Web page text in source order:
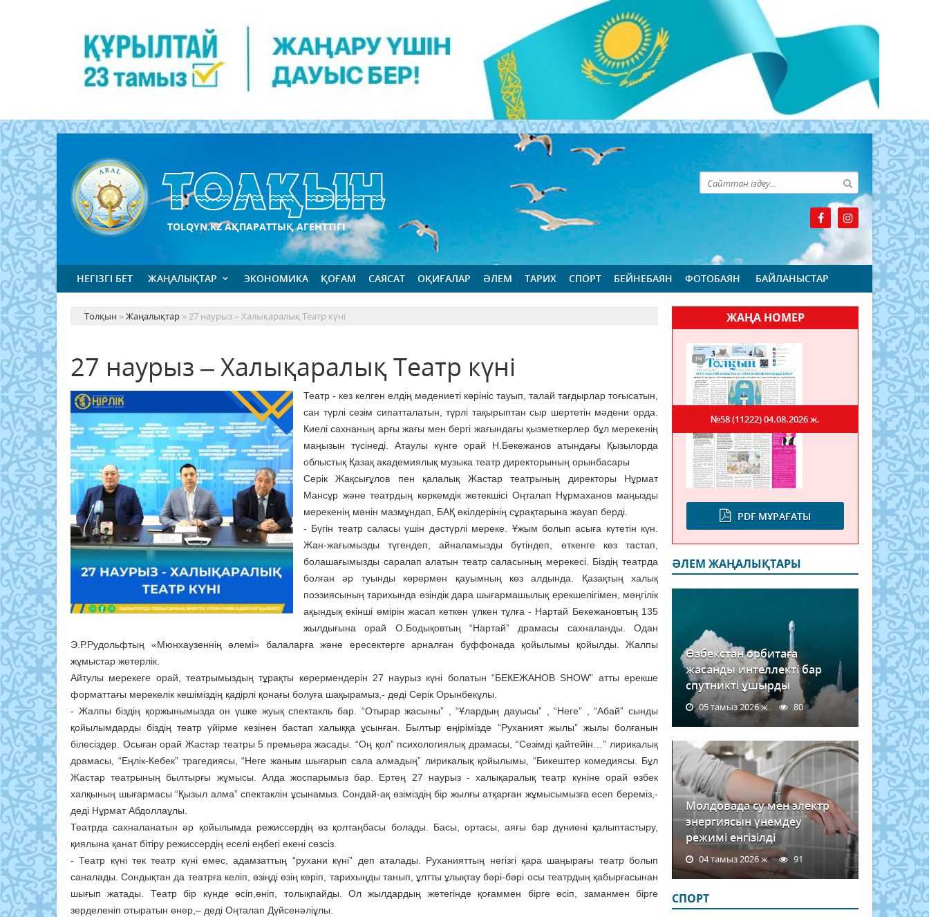
TOLQYN.KZ АҚПАРАТТЫҚ АГЕНТТІГІ
НЕГІЗГІ БЕТ ЖАҢАЛЫҚТАР ЭКОНОМИКА ҚОҒАМ САЯСАТ ОҚИҒАЛАР ӘЛЕМ ТАРИХ СПОРТ БЕЙНЕБАЯН ФОТОБАЯН БАЙЛАНЫСТАР
Толқын »Жаңалықтар » 27 наурыз – Халықаралық Театр күні
27 наурыз – Халықаралық Театр күні
Театр - кез келген елдің мәдениеті көрініс тауып, талай тағдырлар тоғысатын,
сан түрлі сезім сипатталатын, түрлі тақырыптан сыр шертетін мәдени орда.
Киелі сахнаның арғы жағы мен бергі жағындағы қызметкерлер бұл мерекенің
маңызын түсінеді. Атаулы күнге орай Н.Бекежанов атындағы Қызылорда
облыстық Қазақ академиялық музыка театр директорының орынбасары
Серік Жақсығұлов пен қалалық Жастар театрының директоры Нұрмат
Мансұр және театрдың көркемдік жетекшісі Оңталап Нұрмаханов маңызды
мерекенің мәнін мазмұндап, БАҚ өкілдерінің сұрақтарына жауап берді.
- Бүгін театр саласы үшін дәстүрлі мереке. Ұжым болып асыға күтетін күн.
Жан-жағымызды түгендеп, айналамызды бүтіндеп, өткенге көз тастап,
болашағымызды саралап алатын театр саласының мерекесі. Біздің театрда
болған әр туынды көрермен қауымның көз алдында. Қазақтың халық
поэзиясының тарихында өзіндік дара шығармашылық ерекшелігімен, мәңгілік
ақындық екінші өмірін жасап кеткен үлкен тұлға - Нартай Бекежановтың 135
жылдығына орай О.Бодықовтың “Нартай” драмасы сахналанды. Одан
Э.Р.Рудольфтың «Мюнхаузеннің әлемі» балаларға және ересектерге арналған буффонада қойылымы қойылды. Жалпы
жұмыстар жетерлік.
Айтулы мерекеге орай, театрымыздың тұрақты көрермендерін 27 наурыз күні болатын “БЕКЕЖАНОВ SHOW” атты ерекше
форматтағы мерекелік кешіміздің қадірлі қонағы болуға шақырамыз,- деді Серік Орынбекұлы.
- Жалпы біздің қоржынымызда он үшке жуық спектакль бар. “Отырар жасыны” , “Ұлардың дауысы” , “Неге” , “Абай” сынды
қойылымдарды біздің театр үйірме кезінен бастап халыққа ұсынған. Былтыр өңірімізде “Руханият жылы” жылы болғанын
білесіздер. Осыған орай Жастар театры 5 премьера жасады. “Оң қол” психологиялық драмасы, “Сезімді қайтейін…” лирикалық
драмасы, “Еңлік-Кебек” трагедиясы, “Неге жаным шығарып сала алмадың” лирикалық қойылымы, “Бикештер комедиясы. Бұл
Жастар театрының былтырғы жұмысы. Алда жоспарымыз бар. Ертең 27 наурыз - халықаралық театр күніне орай өзбек
халқының шығармасы “Қызыл алма” спектаклін ұсынамыз. Сондай-ақ өзіміздің бір жылғы атқарған жұмысымызға есеп береміз,-
деді Нұрмат Абдоллаұлы.
Театрда сахналанатын әр қойылымда режиссердің өз қолтаңбасы болады. Басы, ортасы, аяғы бар дүниені қалыптастыру,
қиялына қанат бітіру режиссердің еселі еңбегі екені сөзсіз.
- Театр күні тек театр күні емес, адамзаттың “рухани күні” деп аталады. Руханияттың негізгі қара шаңырағы театр болып
саналады. Сондықтан да театрға келіп, өзіңді өзің көріп, тарихыңды танып, ұлтты ұлықтау бәрі-бәрі осы театрдың қабырғасынан
шығып жатады. Театр бір күнде өсіп,өніп, толықпайды. Ол жылдардың жетегінде қоғаммен бірге өсіп, заманмен бірге
зерделеніп отыратын өнер,– деді Оңталап Дүйсенәліұлы.
ЖАҢА НОМЕР
PDF МҰРАҒАТЫ
№58 (11222)04.08.2026 ж.
ӘЛЕМ ЖАҢАЛЫҚТАРЫ
Өзбекстан орбитаға
жасанды интеллекті бар
спутникті ұшырды
05 тамыз 2026 ж. 80
Молдовада су мен электр
энергиясын үнемдеу
режимі енгізілді
04 тамыз 2026 ж. 91
СПОРТ